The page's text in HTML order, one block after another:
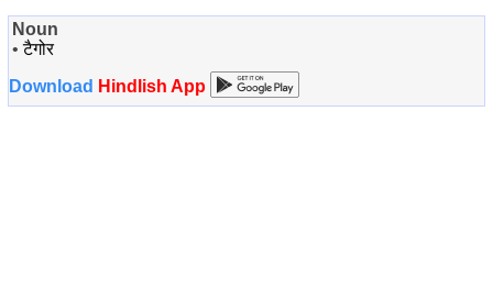
Noun
•टैगोर
Download Hindlish App